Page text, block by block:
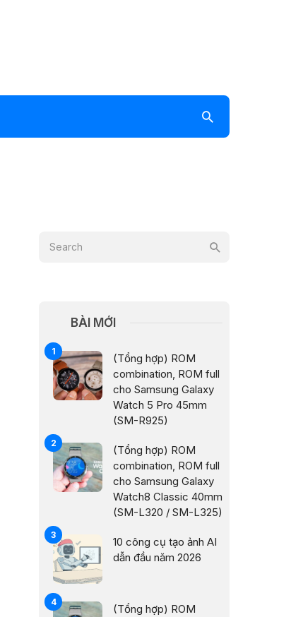
BÀI MỚI
(Tổng hợp) ROM
combination, ROM full
cho Samsung Galaxy
Watch 5 Pro 45mm
(SM-R925)
(Tổng hợp) ROM
combination, ROM full
cho Samsung Galaxy
Watch8 Classic 40mm
(SM-L320 / SM-L325)
10 công cụ tạo ảnh AI
dẫn đầu năm 2026
(Tổng hợp) ROM